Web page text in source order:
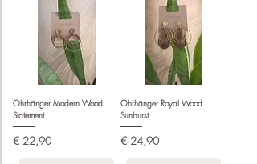
Ohrhänger Modern Wood
Statement
Preis
€ 22,90
Ohrhänger Royal Wood
Sunburst
Preis
€ 24,90